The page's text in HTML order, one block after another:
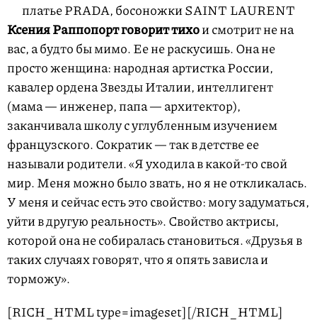
платье PRADA, босоножки SAINT LAURENT
Ксения Раппопорт говорит тихои смотрит не на
вас, а будто бы мимо. Ее не раскусишь. Она не
просто женщина: народная артистка России,
кавалер ордена Звезды Италии, интеллигент
(мама — инженер, папа — архитектор),
заканчивала школу с углубленным изучением
французского. Сократик — так в детстве ее
называли родители. «Я уходила в какой-то свой
мир. Меня можно было звать, но я не откликалась.
У меня и сейчас есть это свойство: могу задуматься,
уйти в другую реальность». Свойство актрисы,
которой она не собиралась становиться. «Друзья в
таких случаях говорят, что я опять зависла и
торможу».
[RICH_HTML type=imageset][/RICH_HTML]